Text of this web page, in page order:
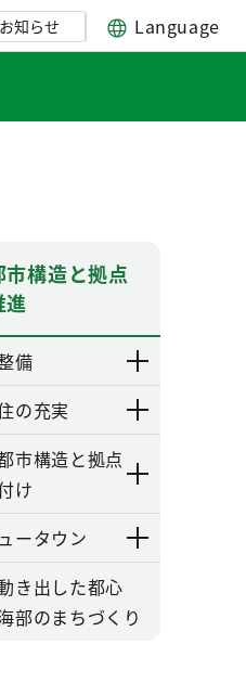
お知らせ Language
り方針策定等検討委員会
市構造と拠点
進
備
の充実
市構造と拠点
け
ータウン
き出した都心
部のまちづくり